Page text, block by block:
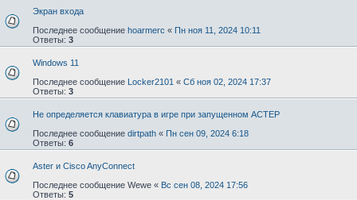
Экран входа
Последнее сообщение hoarmerc « Пн ноя 11, 2024 10:11
Ответы: 3
Windows 11
Последнее сообщение Locker2101 « Сб ноя 02, 2024 17:37
Ответы: 3
Не определяется клавиатура в игре при запущенном АСТЕР
Последнее сообщение dirtpath « Пн сен 09, 2024 6:18
Ответы: 6
Aster и Cisco AnyConnect
Последнее сообщение Wewe « Вс сен 08, 2024 17:56
Ответы: 5